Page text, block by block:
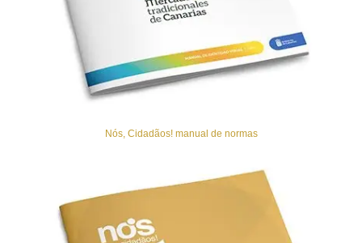
Nós, Cidadãos! manual de normas